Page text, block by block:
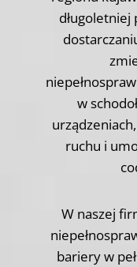
w
ruchu i
W naszej
bariery w